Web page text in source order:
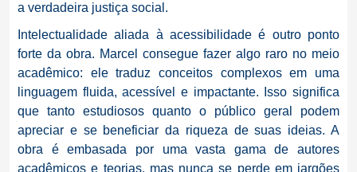
a verdadeira justiça social.
Intelectualidade aliada à acessibilidade é outro ponto
forte da obra. Marcel consegue fazer algo raro no meio
acadêmico: ele traduz conceitos complexos em uma
linguagem fluida, acessível e impactante. Isso significa
que tanto estudiosos quanto o público geral podem
apreciar e se beneficiar da riqueza de suas ideias. A
obra é embasada por uma vasta gama de autores
acadêmicos e teorias, mas nunca se perde em jargões